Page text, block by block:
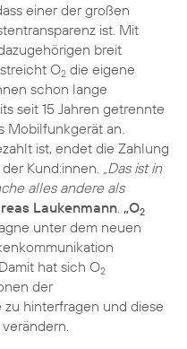
einer der großen
ist. Mit
breit
O2 die eigene
schon lange
seit 15 Jahren getrennte
Mobilfunkgerät an.
ist, endet die Zahlung
Kund:innen. „Das ist in
alles andere als
Laukenmann. „O2
unter dem neuen
hat sich O2
der
hinterfragen und diese